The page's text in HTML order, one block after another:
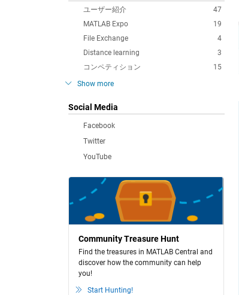
47
ユーザー紹介
19
MATLAB Expo
4
File Exchange
3
Distance learning
15
コンペティション
Show more
Social Media
Facebook
Twitter
YouTube
Community Treasure Hunt
Find the treasures in MATLAB Central and
discover how the community can help
you!
Start Hunting!